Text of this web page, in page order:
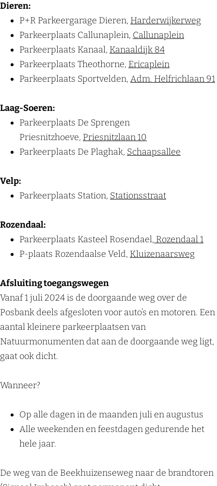
Dieren:
P+R Parkeergarage Dieren, Harderwijkerweg
Parkeerplaats Callunaplein, Callunaplein
Parkeerplaats Kanaal, Kanaaldijk 84
Parkeerplaats Theothorne, Ericaplein
Parkeerplaats Sportvelden, Adm. Helfrichlaan 91
Laag-Soeren:
Parkeerplaats De Sprengen
Priesnitzhoeve, Priesnitzlaan 10
Parkeerplaats De Plaghak, Schaapsallee
Velp:
Parkeerplaats Station, Stationsstraat
Rozendaal:
Parkeerplaats Kasteel Rosendael, Rozendaal 1
P-plaats Rozendaalse Veld, Kluizenaarsweg
Afsluiting toegangswegen
Vanaf 1 juli 2024 is de doorgaande weg over de
Posbank deels afgesloten voor auto’s en motoren. Een
aantal kleinere parkeerplaatsen van
Natuurmonumenten dat aan de doorgaande weg ligt,
gaat ook dicht.
Wanneer?
Op alle dagen in de maanden juli en augustus
Alle weekenden en feestdagen gedurende het
hele jaar.
De weg van de Beekhuizenseweg naar de brandtoren